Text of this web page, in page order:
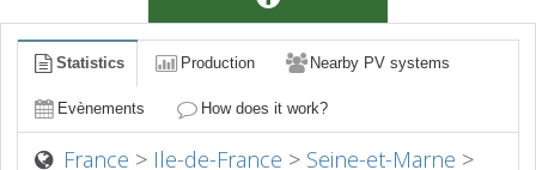
Statistics Production Nearby PV systems
Evènements How does it work?
France > Ile-de-France > Seine-et-Marne >